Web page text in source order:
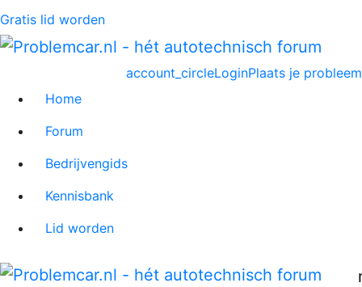
Gratis lid worden
Plaats je probleem
account_circleLogin
Home
Forum
Bedrijvengids
Kennisbank
Lid worden